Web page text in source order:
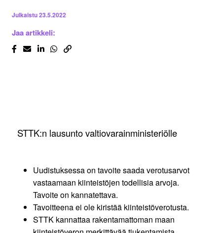
Julkaistu23.5.2022
Jaa artikkeli:
STTK:n lausunto valtiovarainministeriölle
Uudistuksessa on tavoite saada verotusarvot
vastaamaan kiinteistöjen todellisia arvoja.
Tavoite on kannatettava.
Tavoitteena ei ole kiristää kiinteistöverotusta.
STTK kannattaa rakentamattoman maan